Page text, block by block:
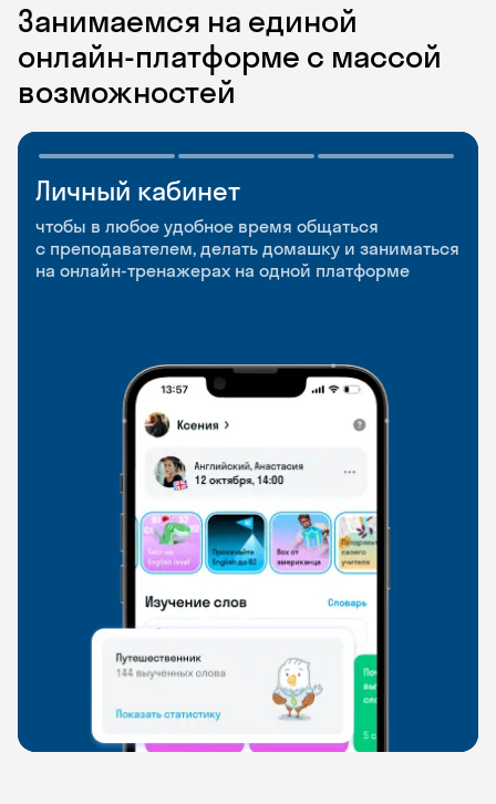
Занимаемся на единой
онлайн-платформе с массой
возможностей
Личный кабинет
чтобы в любое удобное время общаться
с преподавателем, делать домашку и заниматься
на онлайн-тренажерах на одной платформе
Мобильное
приложение
чтобы заниматься и изучать новые слова где
и когда удобно
Разговорные клубы
и Talks
Групповые занятия для разговорной практики
и индивидуальные встречи с преподавателями